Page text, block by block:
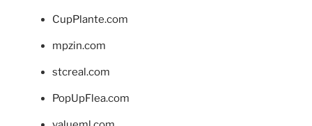
CupPlante.com
mpzin.com
stcreal.com
PopUpFlea.com